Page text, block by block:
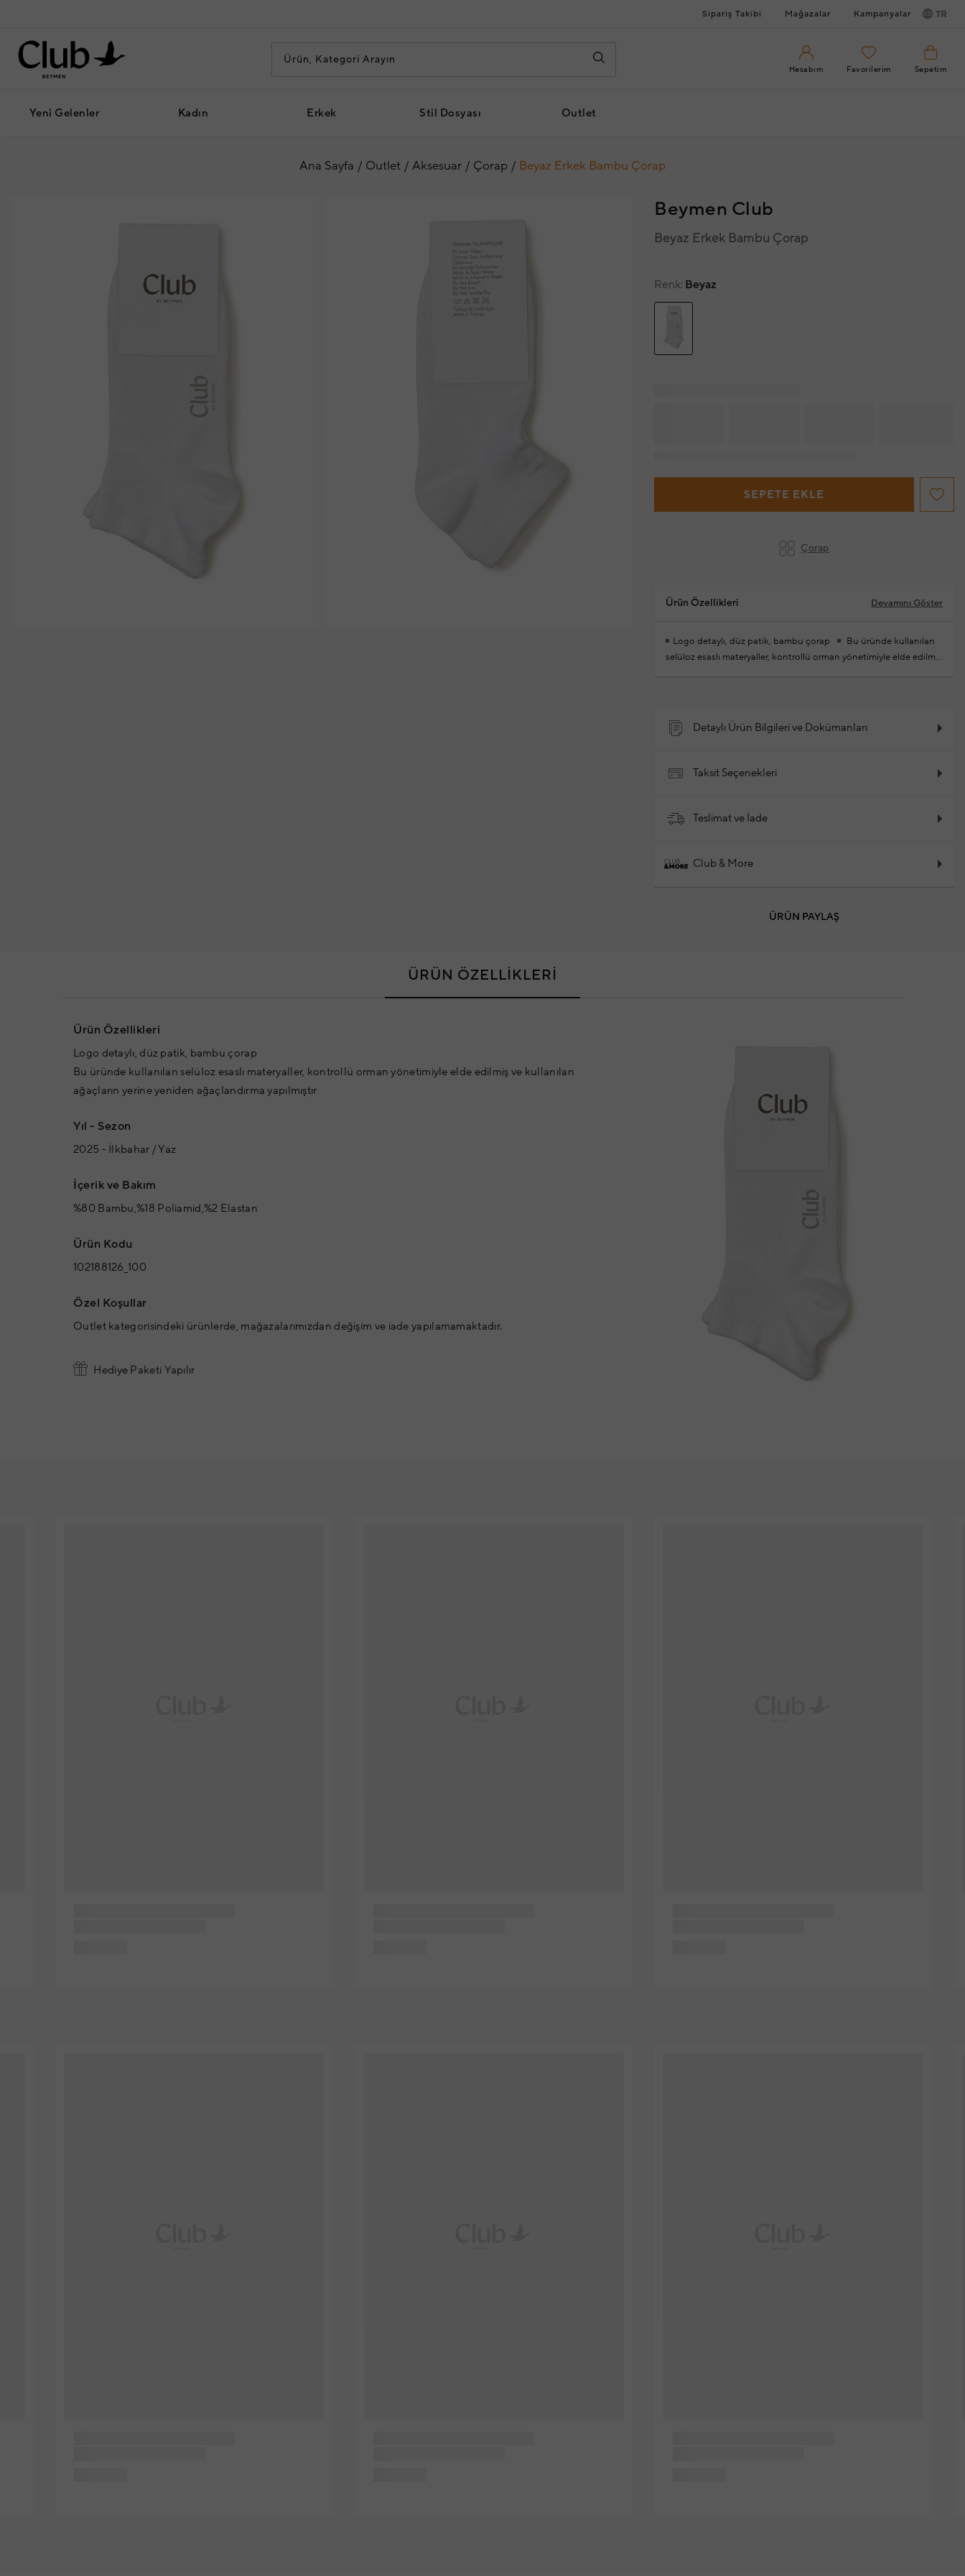
Sipariş Takibi Mağazalar Kampanyalar TR
Hesabım Favorilerim Sepetim
Yeni Gelenler Kadın Erkek Stil Dosyası Outlet
Ana Sayfa Outlet Aksesuar Çorap Beyaz Erkek Bambu Çorap
Beymen Club
Beyaz Erkek Bambu Çorap
Renk Beyaz
SEPETE EKLE
Çorap
Ürün Özellikleri Devamını Göster
Logo detaylı, düz patik, bambu çorap
Bu üründe kullanılan
selüloz esaslı materyaller, kontrollü orman yönetimiyle elde edilmiş
Detaylı Ürün Bilgileri ve Dokümanları
Taksit Seçenekleri
Teslimat ve İade
Club & More
ÜRÜN PAYLAŞ
ÜRÜN ÖZELLİKLERİ
Ürün Özellikleri
Logo detaylı, düz patik, bambu çorap
Bu üründe kullanılan selüloz esaslı materyaller, kontrollü orman yönetimiyle elde edilmiş ve kullanılan
ağaçların yerine yeniden ağaçlandırma yapılmıştır
Yıl - Sezon
2025 - İlkbahar / Yaz
İçerik ve Bakım
%80 Bambu,%18 Poliamid,%2 Elastan
Ürün Kodu
102188126_100
Özel Koşullar
Outlet kategorisindeki ürünlerde, mağazalarımızdan değişim ve iade yapılamamaktadır.
Hediye Paketi Yapılır